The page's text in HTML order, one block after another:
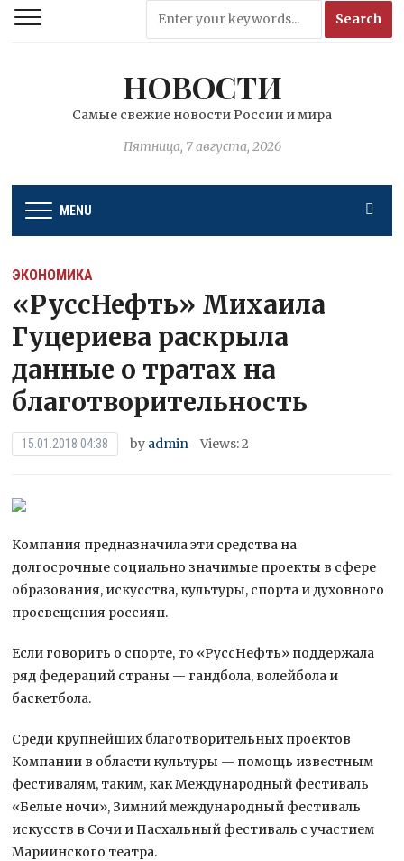
НОВОСТИ
Самые свежие новости России и мира
Пятница, 7 августа, 2026
MENU
ЭКОНОМИКА
«РуссНефть» Михаила
Гуцериева раскрыла
данные о тратах на
благотворительность
15.01.2018 04:38 by admin Views: 2
Компания предназначила эти средства на
долгосрочные социально значимые проекты в сфере
образования, искусства, культуры, спорта и духовного
просвещения россиян.
Если говорить о спорте, то «РуссНефть» поддержала
ряд федераций страны — гандбола, волейбола и
баскетбола.
Среди крупнейших благотворительных проектов
Компании в области культуры — помощь известным
фестивалям, таким, как Международный фестиваль
«Белые ночи», Зимний международный фестиваль
искусств в Сочи и Пасхальный фестиваль с участием
Мариинского театра.